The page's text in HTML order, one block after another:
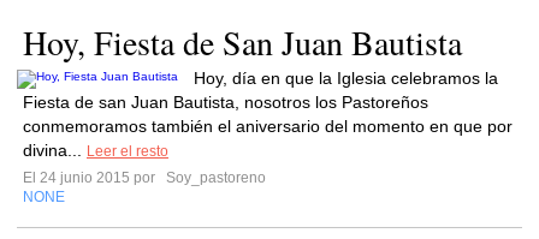
Hoy, Fiesta de San Juan Bautista
Hoy, día en que la Iglesia celebramos la
Fiesta de san Juan Bautista, nosotros los Pastoreños
conmemoramos también el aniversario del momento en que por
divina...
Leer el resto
El 24 junio 2015 por
Soy_pastoreno
NONE